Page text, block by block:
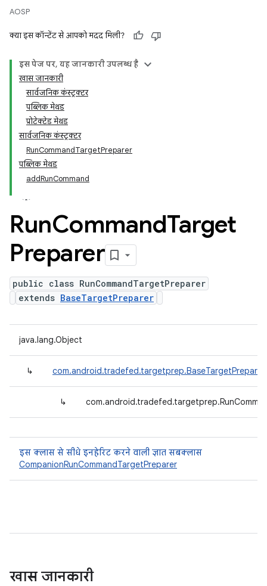
AOSP
क्या इस कॉन्टेंट से आपको मदद मिली?
इस पेज पर, यह जानकारी उपलब्ध है
खास जानकारी
सार्वजनिक कंस्ट्रक्टर
पब्लिक मेथड
प्रोटेक्टेड मेथड
सार्वजनिक कंस्ट्रक्टर
RunCommandTargetPreparer
पब्लिक मेथड
addRunCommand
RunCommandTarget
Preparer
public class RunCommandTargetPreparer
extends BaseTargetPreparer
java.lang.Object
↳ com.android.tradefed.targetprep.BaseTargetPreparer
↳
इस क्लास से सीधे इनहेरिट करने वाली ज्ञात सबक्लास
CompanionRunCommandTargetPreparer
खास जानकारी